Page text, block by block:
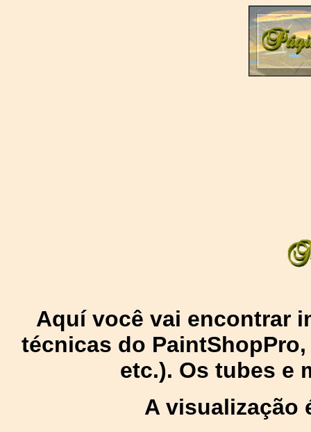
Aquí você vai encontrar
técnicas do
etc.). Os tubes e
A visualização